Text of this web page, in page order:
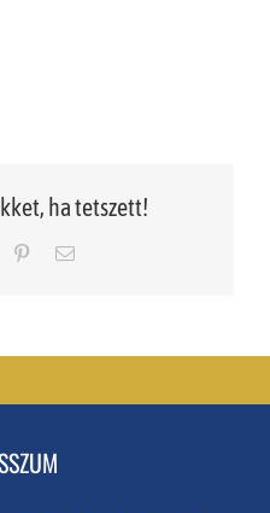
ha tetszett!
PinterestEmail